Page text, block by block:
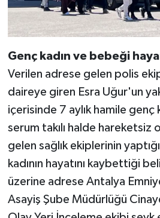
Genç kadın ve bebeği
Verilen adrese gelen polis
daireye giren Esra Uğur'un
içerisinde 7 aylık hamile genç
serum takılı halde hareketsiz
gelen sağlık ekiplerinin
kadının hayatını kaybettiği
üzerine adrese Antalya
Asayiş Şube Müdürlüğü